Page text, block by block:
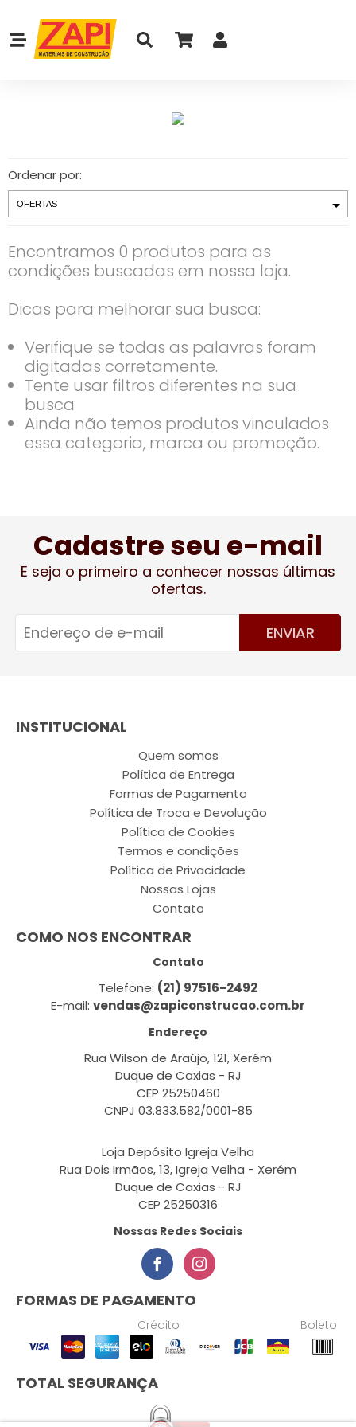
Ordenar por:
Encontramos 0 produtos para as
condições buscadas em nossa loja.
Dicas para melhorar sua busca:
Verifique se todas as palavras foram
digitadas corretamente.
Tente usar filtros diferentes na sua
busca
Ainda não temos produtos vinculados
essa categoria, marca ou promoção.
Cadastre seu e-mail
E seja o primeiro a conhecer nossas últimas
ofertas.
ENVIAR
INSTITUCIONAL
Quem somos
Política de Entrega
Formas de Pagamento
Política de Troca e Devolução
Política de Cookies
Termos e condições
Política de Privacidade
Nossas Lojas
Contato
COMO NOS ENCONTRAR
Contato
Telefone: (21) 97516-2492
E-mail: vendas@zapiconstrucao.com.br
Endereço
Rua Wilson de Araújo, 121, Xerém
Duque de Caxias - RJ
CEP 25250460
CNPJ 03.833.582/0001-85
Loja Depósito Igreja Velha
Rua Dois Irmãos, 13, Igreja Velha - Xerém
Duque de Caxias - RJ
CEP 25250316
Nossas Redes Sociais
FORMAS DE PAGAMENTO
Crédito Boleto
TOTAL SEGURANÇA